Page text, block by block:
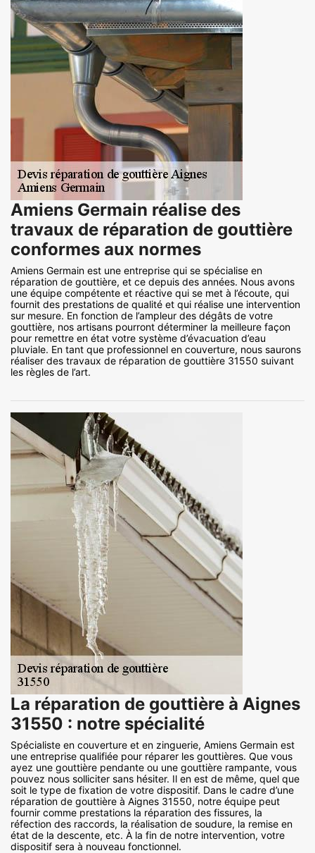
Amiens Germain réalise des
travaux de réparation de gouttière
conformes aux normes
Amiens Germain est une entreprise qui se spécialise en
réparation de gouttière, et ce depuis des années. Nous avons
une équipe compétente et réactive qui se met à l’écoute, qui
fournit des prestations de qualité et qui réalise une intervention
sur mesure. En fonction de l’ampleur des dégâts de votre
gouttière, nos artisans pourront déterminer la meilleure façon
pour remettre en état votre système d’évacuation d’eau
pluviale. En tant que professionnel en couverture, nous saurons
réaliser des travaux de réparation de gouttière 31550 suivant
les règles de l’art.
La réparation de gouttière à Aignes
31550 : notre spécialité
Spécialiste en couverture et en zinguerie, Amiens Germain est
une entreprise qualifiée pour réparer les gouttières. Que vous
ayez une gouttière pendante ou une gouttière rampante, vous
pouvez nous solliciter sans hésiter. Il en est de même, quel que
soit le type de fixation de votre dispositif. Dans le cadre d’une
réparation de gouttière à Aignes 31550, notre équipe peut
fournir comme prestations la réparation des fissures, la
réfection des raccords, la réalisation de soudure, la remise en
état de la descente, etc. À la fin de notre intervention, votre
dispositif sera à nouveau fonctionnel.